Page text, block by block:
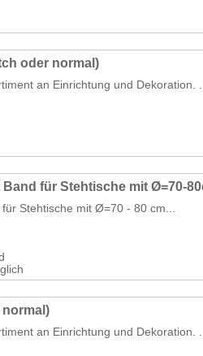
oder normal)
an Einrichtung und Dekoration. ...
Stehtische mit Ø=70 - 80 cm...
an Einrichtung und Dekoration. ...